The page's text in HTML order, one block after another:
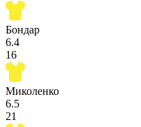
Бондар
6.4
16
Миколенко
6.5
21